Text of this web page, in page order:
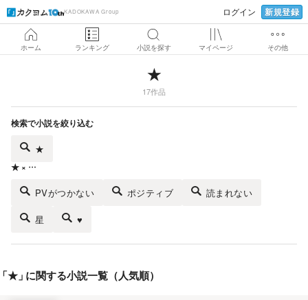
KADOKAWA Group ログイン 新規登録
ホーム ランキング 小説を探す マイページ その他
★
17作品
検索で小説を絞り込む
★
★ × …
PVがつかない ポジティブ 読まれない
星 ♥
★ 」に関する小説一覧（人気順）